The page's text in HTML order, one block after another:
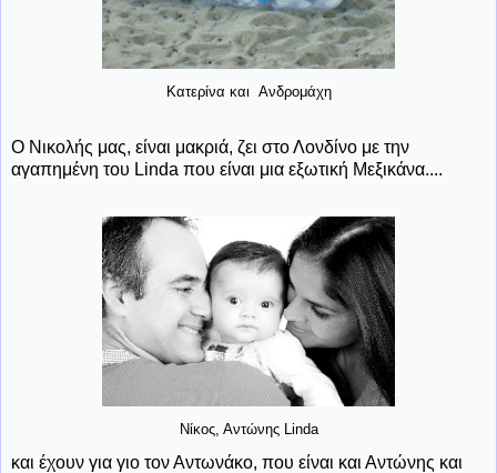
Κατερίνα και Ανδρομάχη
Ο Νικολής μας, είναι μακριά, ζει στο Λονδίνο με την
αγαπημένη του Linda που είναι μια εξωτική Μεξικάνα....
Νίκος, Αντώνης Linda
και έχουν για γιο τον Αντωνάκο, που είναι και Αντώνης και